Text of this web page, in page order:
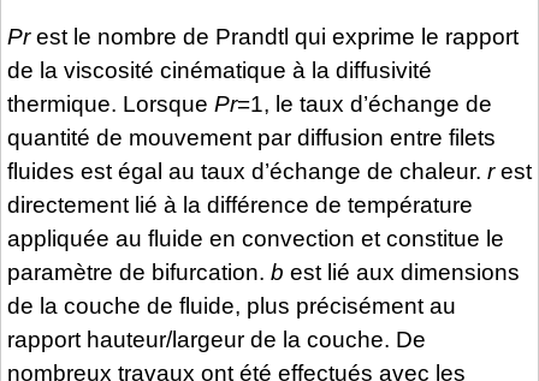
Prest le nombre de Prandtl qui exprime le rapport
de la viscosité cinématique à la diffusivité
thermique. Lorsque Pr=1, le taux d’échange de
quantité de mouvement par diffusion entre filets
fluides est égal au taux d’échange de chaleur. rest
directement lié à la différence de température
appliquée au fluide en convection et constitue le
paramètre de bifurcation. b est lié aux dimensions
de la couche de fluide, plus précisément au
rapport hauteur/largeur de la couche. De
nombreux travaux ont été effectués avec les